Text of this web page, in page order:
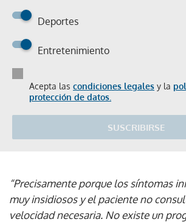
Deportes
Entretenimiento
Acepta las condiciones legales y la
protección de datos.
SUSCRIBIRSE
“Precisamente porque los síntomas
muy insidiosos y el paciente no
velocidad necesaria. No existe un